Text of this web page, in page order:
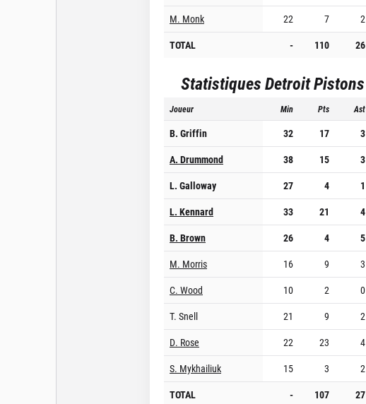
M. Monk
22 7 2
TOTAL
- 110 26
StatistiquesDetroit Pistons
Joueur Min Pts Ast
B. Griffin 32 17 3
A. Drummond
38 15 3
L. Galloway
27 4 1
L. Kennard
33 21 4
B. Brown
26 4 5
M. Morris
16 9 3
C. Wood
10 2 0
T. Snell
21 9 2
D. Rose
22 23 4
S. Mykhailiuk
15 3 2
TOTAL
- 107 27